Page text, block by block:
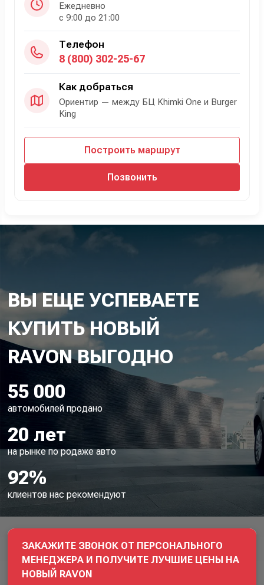
Ежедневно
с 9:00 до 21:00
Телефон
8 (800) 302-25-67
Как добраться
Ориентир — между БЦ Khimki One и Burger
King
Построить маршрут
Позвонить
ЗАКАЖИТЕ ЗВОНОК ОТ ПЕРСОНАЛЬНОГО
МЕНЕДЖЕРА И ПОЛУЧИТЕ ЛУЧШИЕ ЦЕНЫ НА
НОВЫЙ RAVON
ВЫ ЕЩЕ УСПЕВАЕТЕ
КУПИТЬ НОВЫЙ
55 000
автомобилей продано
20 лет
на рынке по родаже авто
92%
клиентов нас рекомендуют